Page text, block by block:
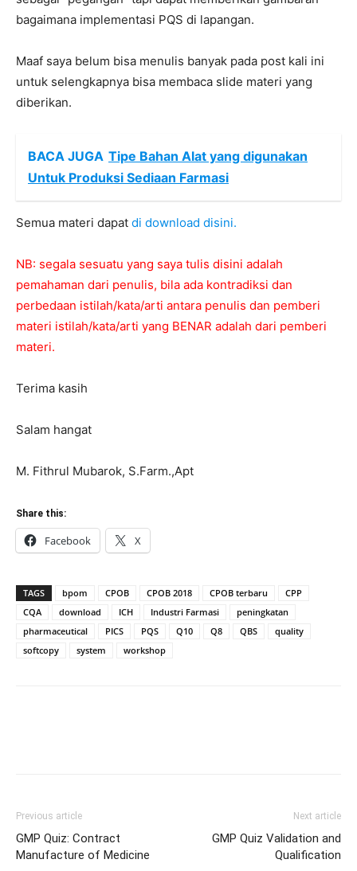
bagaimana implementasi PQS di lapangan.
Maaf saya belum bisa menulis banyak pada post kali ini
untuk selengkapnya bisa membaca slide materi yang
diberikan.
BACA JUGA Tipe Bahan Alat yang digunakan
Untuk Produksi Sediaan Farmasi
Semua materi dapat di download disini.
NB: segala sesuatu yang saya tulis disini adalah
pemahaman dari penulis, bila ada kontradiksi dan
perbedaan istilah/kata/arti antara penulis dan pemberi
materi istilah/kata/arti yang BENAR adalah dari pemberi
materi.
Terima kasih
Salam hangat
M. Fithrul Mubarok, S.Farm.,Apt
Share this:
Facebook X
TAGS bpom CPOB CPOB 2018 CPOB terbaru
CPP
CQA
download ICH Industri Farmasi
peningkatan
pharmaceutical
PICS PQS Q10 Q8 QBS
quality
softcopy
system workshop
Previous article
GMP Quiz: Contract
Manufacture of Medicine
Next article
GMP Quiz Validation and
Qualification